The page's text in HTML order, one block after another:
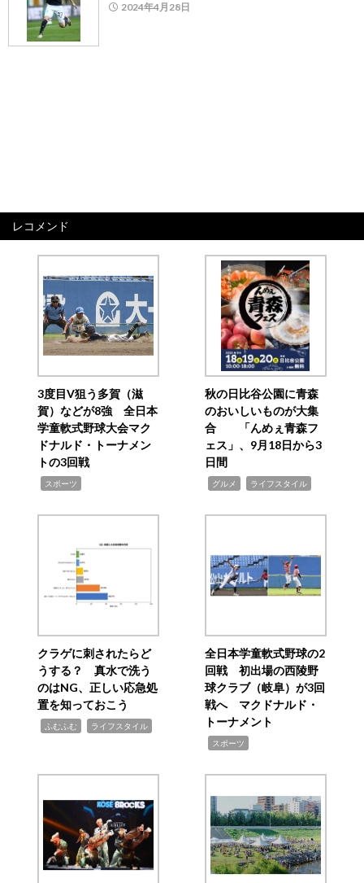
2024年4月28日
レコメンド
3度目V狙う多賀（滋
賀）などが8強 全日本
学童軟式野球大会マク
ドナルド・トーナメン
トの3回戦
スポーツ
秋の日比谷公園に青森
のおいしいものが大集
合 「んめぇ青森フ
ェス」、9月18日から3
日間
グルメ ライフスタイル
クラゲに刺されたらど
うする？ 真水で洗う
のはNG、正しい応急処
置を知っておこう
ふむふむ ライフスタイル
全日本学童軟式野球の2
回戦 初出場の西陵野
球クラブ（岐阜）が3回
戦へ マクドナルド・
トーナメント
スポーツ